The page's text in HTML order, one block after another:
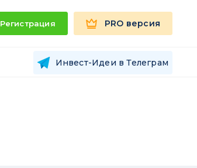
Регистрация PRO версия
Инвест-Идеи в Телеграм